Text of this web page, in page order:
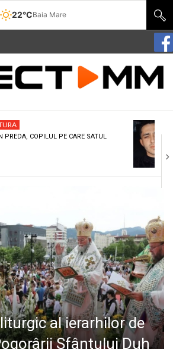
22°CBaia Mare
PREDA, COPILUL PE CARE SATUL
al ierarhilor de
Sfântului Duh